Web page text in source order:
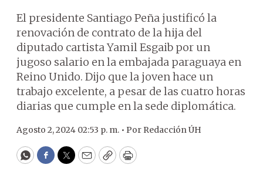
El presidente Santiago Peña justificó la
renovación de contrato de la hija del
diputado cartista Yamil Esgaib por un
jugoso salario en la embajada paraguaya en
Reino Unido. Dijo que la joven hace un
trabajo excelente, a pesar de las cuatro horas
diarias que cumple en la sede diplomática.
Agosto 2, 2024 02:53 p. m. • Por Redacción ÚH
WhatsApp
Facebook
Twitter
EmailCopyPrint